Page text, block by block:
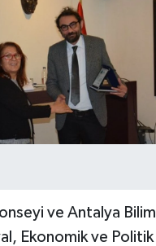
ve Antalya Bilim
Ekonomik ve Politik